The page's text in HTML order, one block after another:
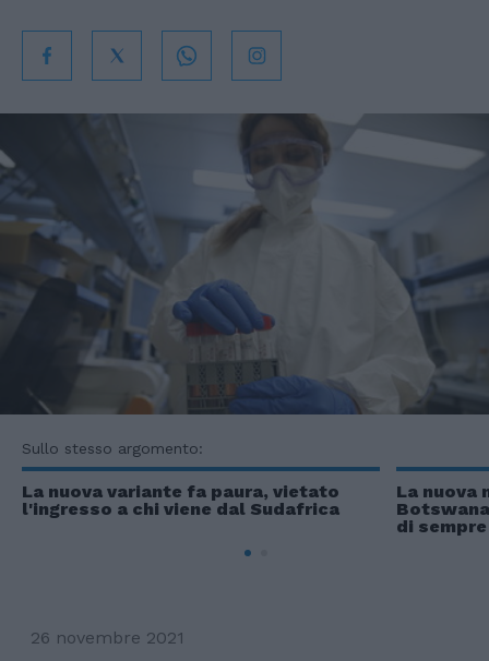
Sullo stesso argomento:
La nuova variante fa paura, vietato
l'ingresso a chi viene dal Sudafrica
La nuova
di sempre
26 novembre 2021